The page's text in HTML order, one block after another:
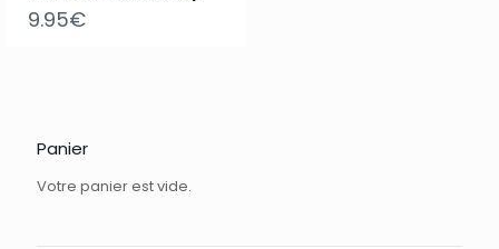
9.95€
Panier
Votre panier est vide.